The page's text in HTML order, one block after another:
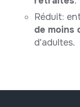
Réduit:
de moins
d'adultes.